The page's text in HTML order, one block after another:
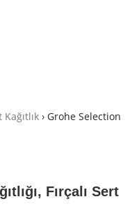
› Grohe Selection
Fırçalı Sert